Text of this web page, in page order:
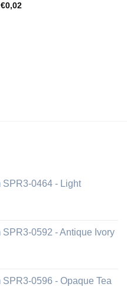
€0,02
SPR3-0464 - Light
0592 - Antique Ivory
0596 - Opaque Tea